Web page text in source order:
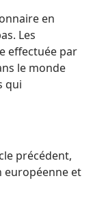
en
Les
effectuée par
le monde
qui
précédent,
européenne et